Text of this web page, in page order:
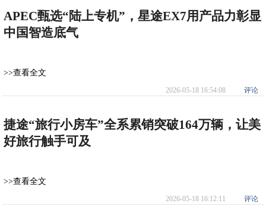
APEC甄选“陆上专机”，星途EX7用产品力彰显
中国智造底气
>>查看全文
2026-05-18 16:54:08 评论
捷途“旅行小房车”全系累销突破164万辆，让美
好旅行触手可及
>>查看全文
2026-05-18 16:12:11 评论